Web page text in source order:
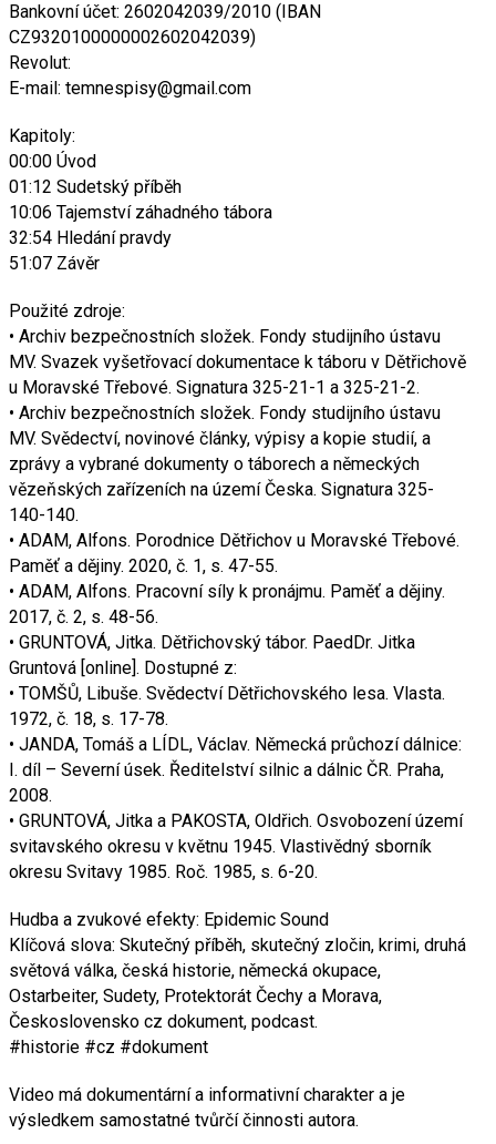
Bankovní účet: 2602042039/2010 (IBAN
CZ9320100000002602042039)
Revolut:
E-mail: temnespisy@gmail.com
Kapitoly:
00:00 Úvod
01:12 Sudetský příběh
10:06 Tajemství záhadného tábora
32:54 Hledání pravdy
51:07 Závěr
Použité zdroje:
• Archiv bezpečnostních složek. Fondy studijního ústavu
MV. Svazek vyšetřovací dokumentace k táboru v Dětřichově
u Moravské Třebové. Signatura 325-21-1 a 325-21-2.
• Archiv bezpečnostních složek. Fondy studijního ústavu
MV. Svědectví, novinové články, výpisy a kopie studií, a
zprávy a vybrané dokumenty o táborech a německých
vězeňských zařízeních na území Česka. Signatura 325-
140-140.
• ADAM, Alfons. Porodnice Dětřichov u Moravské Třebové.
Paměť a dějiny. 2020, č. 1, s. 47-55.
• ADAM, Alfons. Pracovní síly k pronájmu. Paměť a dějiny.
2017, č. 2, s. 48-56.
• GRUNTOVÁ, Jitka. Dětřichovský tábor. PaedDr. Jitka
Gruntová [online]. Dostupné z:
• TOMŠŮ, Libuše. Svědectví Dětřichovského lesa. Vlasta.
1972, č. 18, s. 17-78.
• JANDA, Tomáš a LÍDL, Václav. Německá průchozí dálnice:
I. díl – Severní úsek. Ředitelství silnic a dálnic ČR. Praha,
2008.
• GRUNTOVÁ, Jitka a PAKOSTA, Oldřich. Osvobození území
svitavského okresu v květnu 1945. Vlastivědný sborník
okresu Svitavy 1985. Roč. 1985, s. 6-20.
Hudba a zvukové efekty: Epidemic Sound
Klíčová slova: Skutečný příběh, skutečný zločin, krimi, druhá
světová válka, česká historie, německá okupace,
Ostarbeiter, Sudety, Protektorát Čechy a Morava,
Československo cz dokument, podcast.
#historie #cz #dokument
Video má dokumentární a informativní charakter a je
výsledkem samostatné tvůrčí činnosti autora.